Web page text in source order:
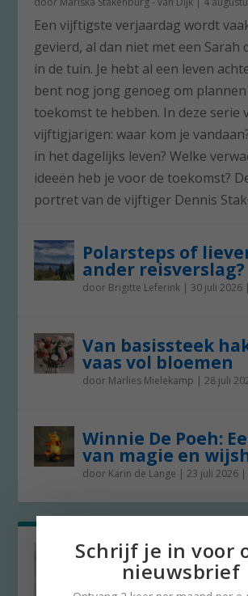
Een vijftigste verjaardag wordt
gevierd, al dan niet met een Sarah
in de tuin. Je hebt al een leven
bent nog jong genoeg om
toekomst te hebben. In deze serie
vijftigjarigen: waar kom je
in het dagelijks leven? Welke
ideeën heb je voor de toekomst?
portret van de vijftiger Dennis
Polarsteps of
ander reisverslag?
door Brigitte Leferink | 30 juli 2026 |
Van basissteek
vaas vol bloemen
door Marlies Mielekamp |28 juli
Winnie De Poeh:
van magie en
door Karin de Lange |23 juli 2026 |
Schrijf je in voor
nieuwsbrief